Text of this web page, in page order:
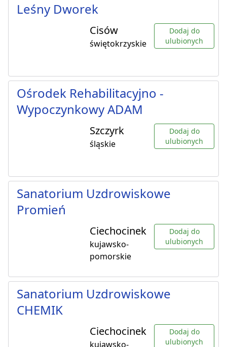
Leśny Dworek
Cisów
świętokrzyskie
Dodaj do
ulubionych
Ośrodek Rehabilitacyjno -
Wypoczynkowy ADAM
Szczyrk
śląskie
Dodaj do
ulubionych
Sanatorium Uzdrowiskowe
Promień
Ciechocinek
kujawsko-
pomorskie
Dodaj do
ulubionych
Sanatorium Uzdrowiskowe
CHEMIK
Ciechocinek
kujawsko-
Dodaj do
ulubionych